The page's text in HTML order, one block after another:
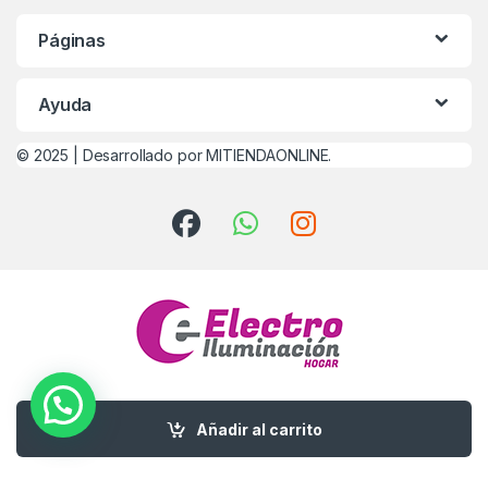
Añadir al carrito
Páginas
Ayuda
© 2025 | Desarrollado por MITIENDAONLINE.
¿Alguna Duda? Llamanos
0342-491-0457